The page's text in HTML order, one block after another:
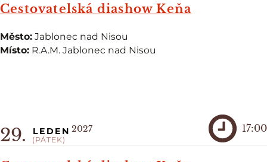
Cestovatelská diashow Keňa
Město: Jablonec nad Nisou
Místo: R.A.M. Jablonec nad Nisou
29. LEDEN
(PÁTEK)
2027 17:00